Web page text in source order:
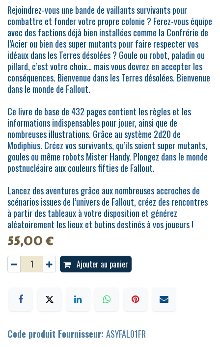
Rejoindrez-vous une bande de vaillants survivants pour
combattre et fonder votre propre colonie ? Ferez-vous équipe
avec des factions déjà bien installées comme la Confrérie de
l’Acier ou bien des super mutants pour faire respecter vos
idéaux dans les Terres désolées ? Goule ou robot, paladin ou
pillard, c’est votre choix… mais vous devrez en accepter les
conséquences. Bienvenue dans les Terres désolées. Bienvenue
dans le monde de Fallout.
Ce livre de base de 432 pages contient les règles et les
informations indispensables pour jouer, ainsi que de
nombreuses illustrations. Grâce au système 2d20 de
Modiphius. Créez vos survivants, qu’ils soient super mutants,
goules ou même robots Mister Handy. Plongez dans le monde
postnucléaire aux couleurs fifties de Fallout.
Lancez des aventures grâce aux nombreuses accroches de
scénarios issues de l’univers de Fallout, créez des rencontres
à partir des tableaux à votre disposition et générez
aléatoirement les lieux et butins destinés à vos joueurs !
55,00€
Ajouter au panier
Code produit Fournisseur: ASYFAL01FR